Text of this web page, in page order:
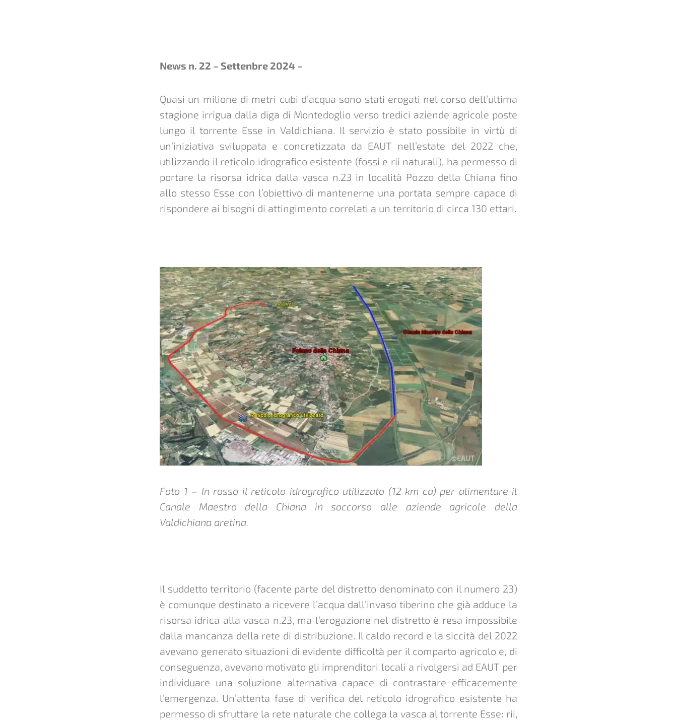
News n. 22 – Settenbre 2024 –
Quasi un milione di metri cubi d’acqua sono stati erogati nel corso dell’ultima
stagione irrigua dalla diga di Montedoglio verso tredici aziende agricole poste
lungo il torrente Esse in Valdichiana. Il servizio è stato possibile in virtù di
un’iniziativa sviluppata e concretizzata da EAUT nell’estate del 2022 che,
utilizzando il reticolo idrografico esistente (fossi e rii naturali), ha permesso di
portare la risorsa idrica dalla vasca n.23 in località Pozzo della Chiana fino
allo stesso Esse con l’obiettivo di mantenerne una portata sempre capace di
rispondere ai bisogni di attingimento correlati a un territorio di circa 130 ettari.
Foto 1 – In rosso il reticolo idrografico utilizzato (12 km ca) per alimentare il
Canale Maestro della Chiana in soccorso alle aziende agricole della
Valdichiana aretina.
Il suddetto territorio (facente parte del distretto denominato con il numero 23)
è comunque destinato a ricevere l’acqua dall’invaso tiberino che già adduce la
risorsa idrica alla vasca n.23, ma l’erogazione nel distretto è resa impossibile
dalla mancanza della rete di distribuzione. Il caldo record e la siccità del 2022
avevano generato situazioni di evidente difficoltà per il comparto agricolo e, di
conseguenza, avevano motivato gli imprenditori locali a rivolgersi ad EAUT per
individuare una soluzione alternativa capace di contrastare efficacemente
l’emergenza. Un’attenta fase di verifica del reticolo idrografico esistente ha
permesso di sfruttare la rete naturale che collega la vasca al torrente Esse: rii,